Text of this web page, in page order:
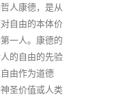
人康德，是从
自由的本体价
一人。康德的
的自由的先验
由作为道德
圣价值或人类